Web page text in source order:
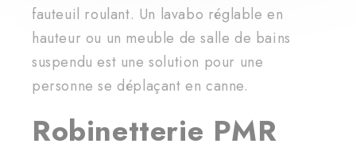
fauteuil roulant. Un lavabo réglable en
hauteur ou un meuble de salle de bains
suspendu est une solution pour une
personne se déplaçant en canne.
Robinetterie PMR